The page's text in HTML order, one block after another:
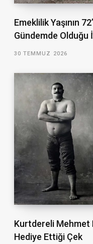
Emeklilik Yaşının
Gündemde Olduğu
30 TEMMUZ 2026
Kurtdereli Mehmet
Hediye Ettiği Çek